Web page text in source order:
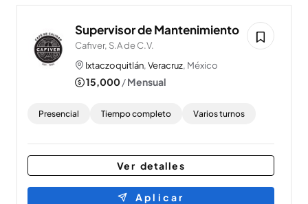
Supervisor de Mantenimiento
Cafiver, S.A de C.V.
Ixtaczoquitlán, Veracruz, México
15,000/Mensual
Presencial Tiempo completo Varios turnos
Ver detalles
Aplicar